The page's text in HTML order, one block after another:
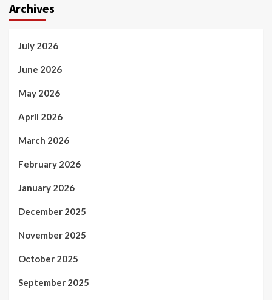
Archives
July 2026
June 2026
May 2026
April 2026
March 2026
February 2026
January 2026
December 2025
November 2025
October 2025
September 2025